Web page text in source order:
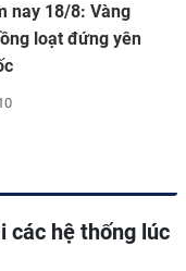
nay 18/8: Vàng
loạt đứng yên
các hệ thống lúc